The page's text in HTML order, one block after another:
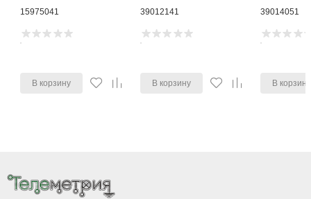
15975041
В корзину
39012141
В корзину
39014051
В корзину